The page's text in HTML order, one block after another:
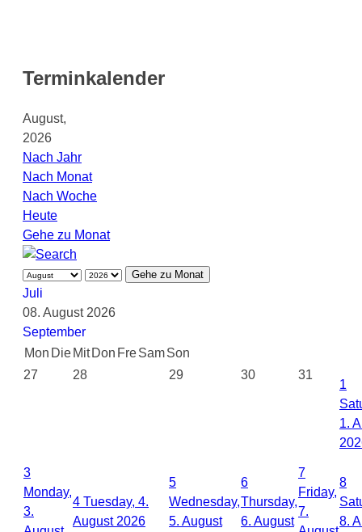
Terminkalender
August,
2026
Nach Jahr
Nach Monat
Nach Woche
Heute
Gehe zu Monat
Gehe zu Monat
Juli
08. August 2026
September
Mon Die Mit Don FreSamSon
27
28 29 30 31
1
1.
3
Monday,
3.
4 Tuesday, 4.
August 2026
5
Wednesday,
5. August
6
Thursday,
6. August
7
Friday,
7.
8
8.